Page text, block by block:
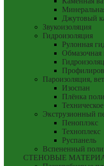
Джутовый
Звукоизоляция
Гидроизоляция
Рулонная
Обмазочная
Пароизоляция,
Изоспан
Плёнка
Экструзионный
Пеноплэкс
Техноплекс
Руспанель
Вспененный
СТЕНОВЫЕ